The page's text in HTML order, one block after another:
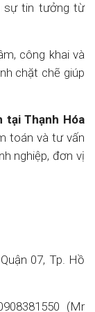
sự tin tưởng từ
công khai và
chặt chẽ giúp
tạiThạnh Hóa
toán và tư vấn
nghiệp, đơn vị
07, Tp. Hồ
(Mr